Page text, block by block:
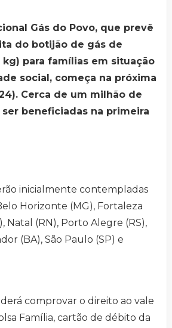
Gás do Povo, que prevê
do botijão de gás de
kg) para famílias em situação
social, começa na próxima
Cerca de um milhão de
beneficiadas na primeira
inicialmente contempladas
Horizonte (MG), Fortaleza
Natal (RN), Porto Alegre (RS),
(BA), São Paulo (SP) e
comprovar o direito ao vale
Família, cartão de débito da